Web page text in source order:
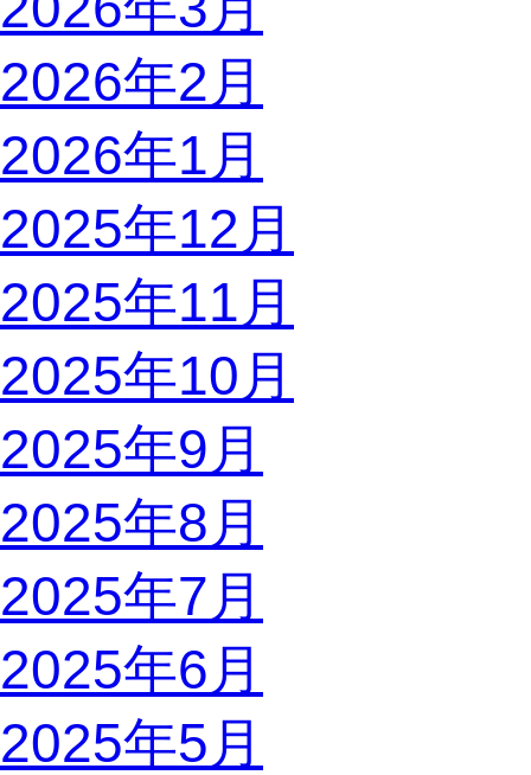
2026年2月
2026年1月
2025年12月
2025年11月
2025年10月
2025年9月
2025年8月
2025年7月
2025年6月
2025年5月